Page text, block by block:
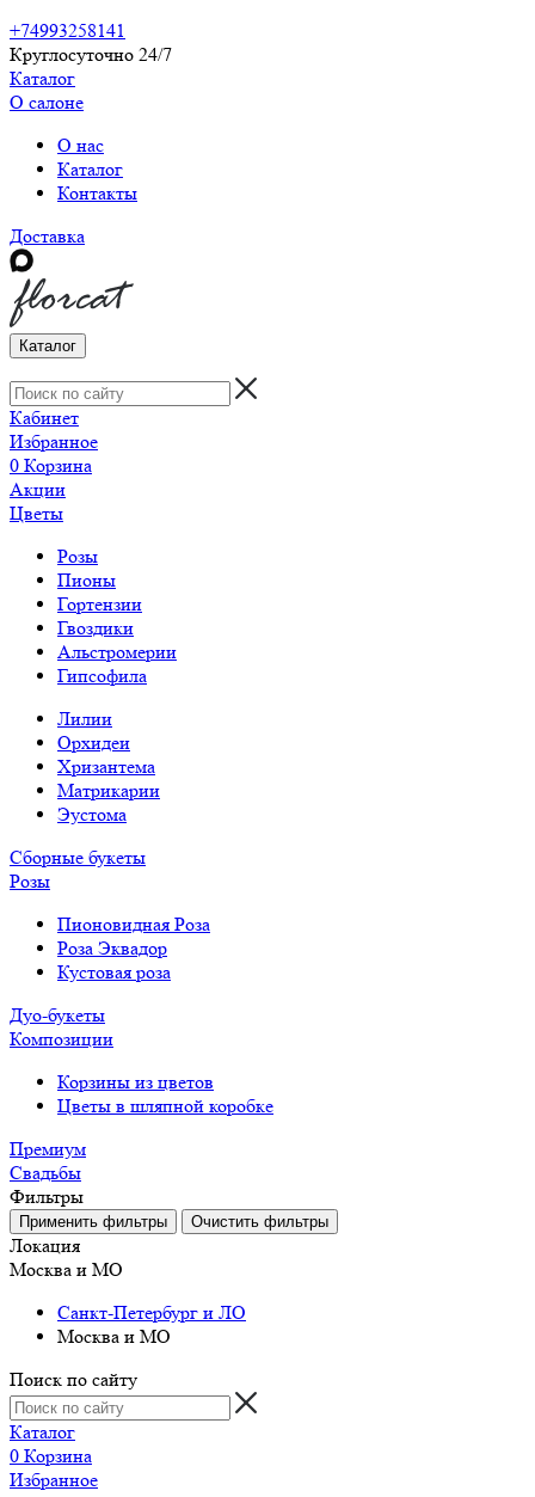
+74993258141
Круглосуточно 24/7
Каталог
О салоне
О нас
Каталог
Контакты
Доставка
Каталог
Кабинет
Избранное
0 Корзина
Акции
Цветы
Розы
Пионы
Гортензии
Гвоздики
Альстромерии
Гипсофила
Лилии
Орхидеи
Хризантема
Матрикарии
Эустома
Сборные букеты
Розы
Пионовидная Роза
Роза Эквадор
Кустовая роза
Дуо-букеты
Композиции
Корзины из цветов
Цветы в шляпной коробке
Премиум
Свадьбы
Фильтры
Локация
Москва и МО
Санкт-Петербург и ЛО
Москва и МО
Поиск по сайту
Каталог
0 Корзина
Избранное